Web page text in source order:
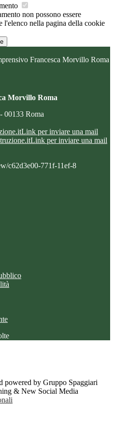
non possono essere
l'elenco nella pagina della cookie
Francesca Morvillo Roma
Morvillo Roma
00133 Roma
Link per inviare una mail
Link per inviare una mail
c62d3e00-771f-11ef-8
powered by Gruppo Spaggiari
& New Social Media